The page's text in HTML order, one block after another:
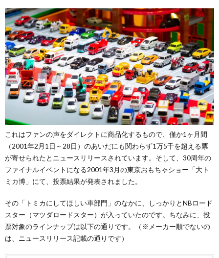
これはファンの声をダイレクトに商品化するもので、僅か1ヶ月間
（2001年2月1日～28日）のあいだにも関わらず1万5千を超える票
が寄せられたとニュースリリースされています。そして、30周年の
ファイナルイベントになる2001年3月の東京おもちゃショー「大ト
ミカ博」にて、投票結果が発表されました。
その「トミカにしてほしい車部門」のなかに、しっかりとNBロード
スター（マツダロードスター）が入っていたのです。ちなみに、投
票対象のラインナップは以下の通りです。（※メーカー順でないの
は、ニュースリリース記載の通りです）